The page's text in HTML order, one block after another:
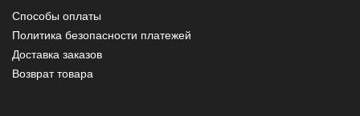
Способы оплаты
Политика безопасности платежей
Доставка заказов
Возврат товара